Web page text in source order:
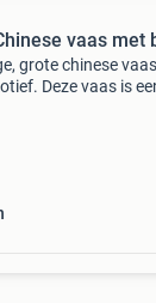
vaas met
grote chinese
Deze vaas is